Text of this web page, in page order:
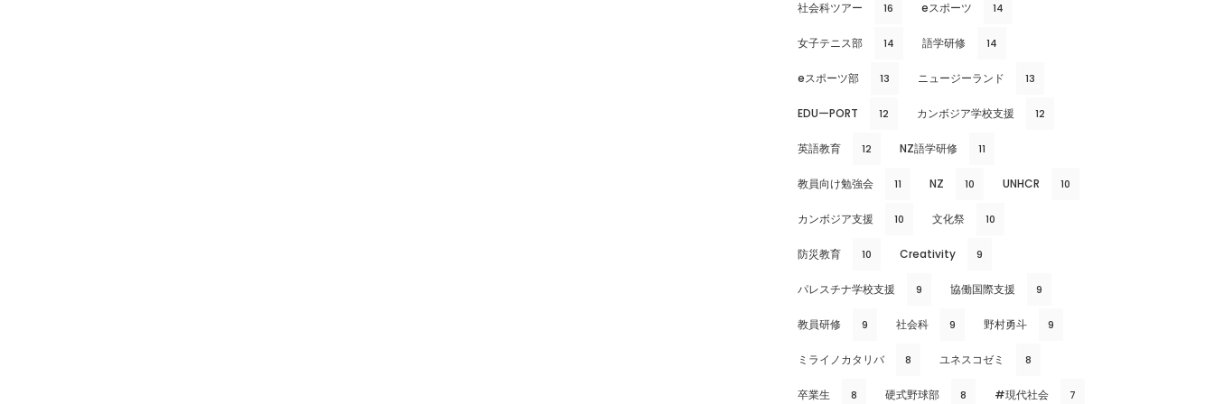
社会科ツアー 16 eスポーツ 14
女子テニス部 14 語学研修 14
eスポーツ部 13 ニュージーランド 13
EDUーPORT 12 カンボジア学校支援 12
英語教育 12 NZ語学研修 11
教員向け勉強会 11 NZ 10 UNHCR 10
カンボジア支援 10 文化祭 10
防災教育 10 Creativity 9
パレスチナ学校支援 9 協働国際支援 9
教員研修 9 社会科 9 野村勇斗 9
ミライノカタリバ 8 ユネスコゼミ 8
卒業生 8 硬式野球部 8 #現代社会 7